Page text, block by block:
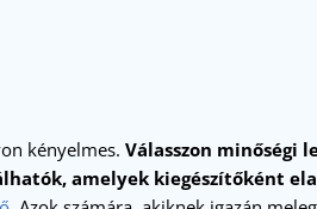
kényelmes. Válasszon minőségi
amelyek kiegészítőként